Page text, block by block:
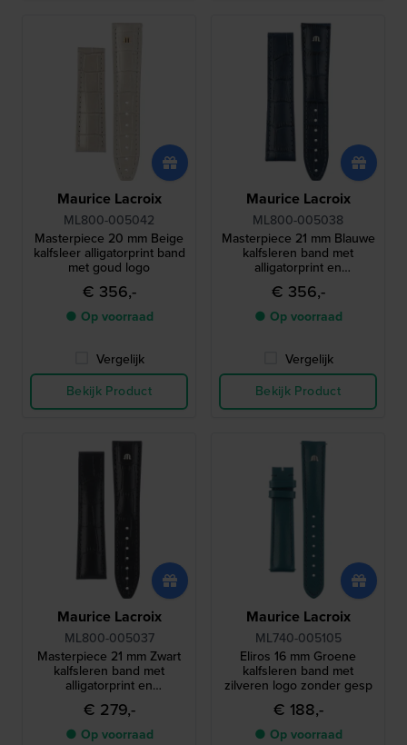
Maurice Lacroix
ML800-005042
Masterpiece 20 mm Beige
kalfsleer alligatorprint band
met goud logo
€ 356,-
● Op voorraad
Vergelijk
Bekijk Product
Maurice Lacroix
ML800-005038
Masterpiece 21 mm Blauwe
kalfsleren band met
alligatorprint en
zilverkleurig logo zonder
gesp
€ 356,-
● Op voorraad
Vergelijk
Bekijk Product
Maurice Lacroix
ML800-005037
Masterpiece 21 mm Zwart
kalfsleren band met
alligatorprint en
zilverkleurig logo zonder
gesp
€ 279,-
● Op voorraad
Maurice Lacroix
ML740-005105
Eliros 16 mm Groene
kalfsleren band met
zilveren logo zonder gesp
€ 188,-
● Op voorraad